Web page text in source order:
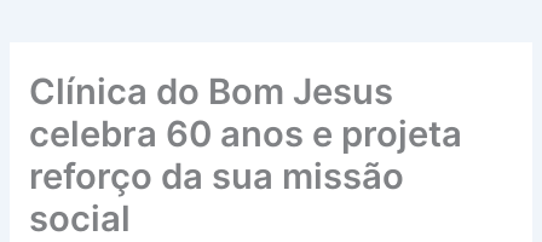
Clínica do Bom Jesus
celebra 60 anos e projeta
reforço da sua missão
social